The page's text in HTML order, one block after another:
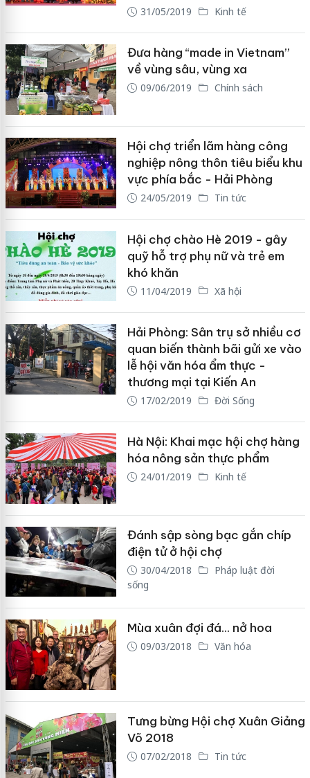
31/05/2019 Kinh tế
Đưa hàng “made in Vietnam”
về vùng sâu, vùng xa
09/06/2019 Chính sách
Hội chợ triển lãm hàng công
nghiệp nông thôn tiêu biểu khu
vực phía bắc - Hải Phòng
24/05/2019 Tin tức
Hội chợ chào Hè 2019 - gây
quỹ hỗ trợ phụ nữ và trẻ em
khó khăn
11/04/2019 Xã hội
Hải Phòng: Sân trụ sở nhiều cơ
quan biến thành bãi gửi xe vào
lễ hội văn hóa ẩm thực -
thương mại tại Kiến An
17/02/2019 Đời Sống
Hà Nội: Khai mạc hội chợ hàng
hóa nông sản thực phẩm
24/01/2019 Kinh tế
Đánh sập sòng bạc gắn chíp
điện tử ở hội chợ
30/04/2018
Pháp luật đời
sống
Mùa xuân đợi đá... nở hoa
09/03/2018 Văn hóa
Tưng bừng Hội chợ Xuân Giảng
Võ 2018
07/02/2018 Tin tức